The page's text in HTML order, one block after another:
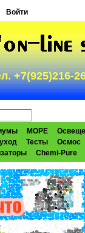
Войти
+7(925)216-
МОРЕ
Тесты
Осмос
Chemi-Pure